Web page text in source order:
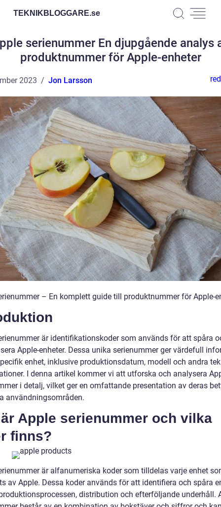
TEKNIKBLOGGARE.se
serienummer En djupgående analys
produktnummer för Apple-enheter
2023 Jon Larsson
– En komplett guide till produktnummer för Apple-
är identifikationskoder som används för att spåra
Apple-enheter. Dessa unika serienummer ger värdefull
enhet, inklusive produktionsdatum, modell och andra
I denna artikel kommer vi att utforska och analysera
i detalj, vilket ger en omfattande presentation av deras
användningsområden.
Apple serienummer och vilka
finns?
är alfanumeriska koder som tilldelas varje enhet
av Apple. Dessa koder används för att identifiera och spåra
distribution och efterföljande underhåll.